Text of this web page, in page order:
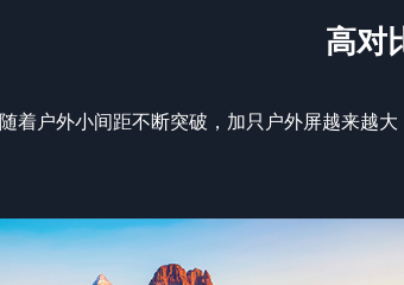
随着户外小间距不断突破，加只户外屏越来越
高对